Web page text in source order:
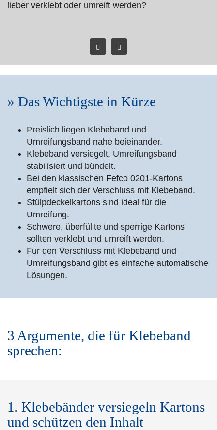
lieber verklebt oder umreift werden?
» Das Wichtigste in Kürze
Preislich liegen Klebeband und
Umreifungsband nahe beieinander.
Klebeband versiegelt, Umreifungsband
stabilisiert und bündelt.
Bei den klassischen Fefco 0201-Kartons
empfielt sich der Verschluss mit Klebeband.
Stülpdeckelkartons sind ideal für die
Umreifung.
Schwere, überfüllte und sperrige Kartons
sollten verklebt und umreift werden.
Für den Verschluss mit Klebeband und
Umreifungsband gibt es einfache automatische
Lösungen.
3 Argumente, die für Klebeband
sprechen:
1. Klebebänder versiegeln Kartons
und schützen den Inhalt